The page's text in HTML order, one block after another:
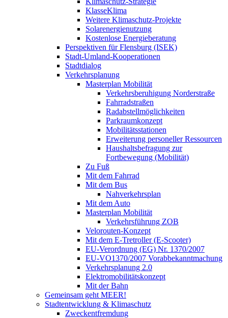
KlasseKlima
Weitere Klimaschutz-Projekte
Solarenergienutzung
Kostenlose Energieberatung
Perspektiven für Flensburg (ISEK)
Stadt-Umland-Kooperationen
Stadtdialog
Verkehrsplanung
Masterplan Mobilität
Verkehrsberuhigung Norderstraße
Fahrradstraßen
Radabstellmöglichkeiten
Parkraumkonzept
Mobilitätsstationen
Erweiterung personeller Ressourcen
Haushaltsbefragung zur
Fortbewegung (Mobilität)
Zu Fuß
Mit dem Fahrrad
Mit dem Bus
Nahverkehrsplan
Mit dem Auto
Masterplan Mobilität
Verkehrsführung ZOB
Velorouten-Konzept
Mit dem E-Tretroller (E-Scooter)
EU-Verordnung (EG) Nr. 1370/2007
EU-VO1370/2007 Vorabbekanntmachung
Verkehrsplanung 2.0
Elektromobilitätskonzept
Mit der Bahn
Gemeinsam geht MEER!
Stadtentwicklung & Klimaschutz
Zweckentfremdung